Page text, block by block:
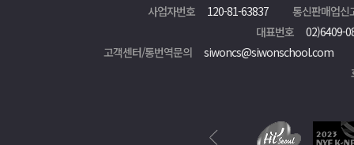
사업자번호
120-81-63837
통신판매업신
대표번호
02)6409-
고객센터/통번역문의
siwoncs@siwonschool.com